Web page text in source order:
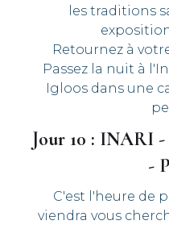
les traditions
Retournez à
Passez la nuit à
Igloos dans une
Jour 10 : INARI
-
C'est l'heure de
viendra vous